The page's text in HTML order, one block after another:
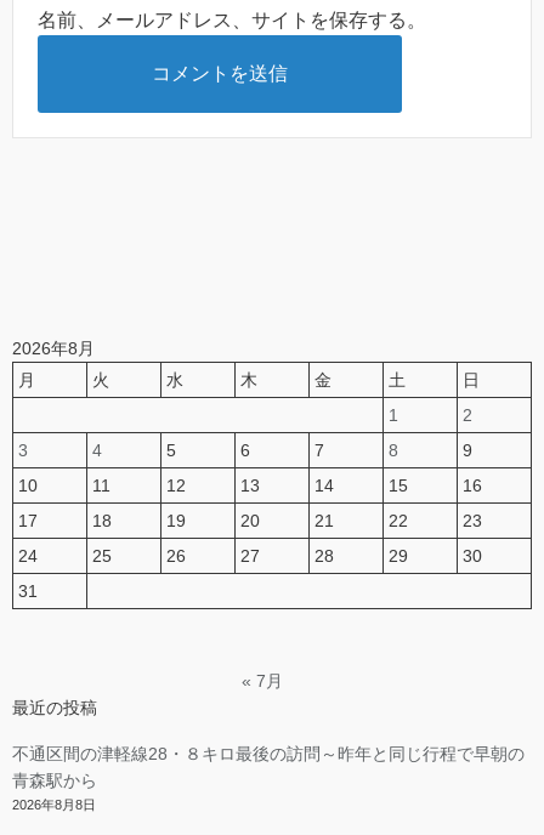
名前、メールアドレス、サイトを保存する。
2026年8月
月
火 水 木 金 土
日
1
2
3
4 5 6 7 8
9
10
11 12 13 14 15
16
17
18 19 20 21 22
23
24
25 26 27 28 29
30
31
« 7月
最近の投稿
不通区間の津軽線28・８キロ最後の訪問～昨年と同じ行程で早朝の
青森駅から
2026年8月8日